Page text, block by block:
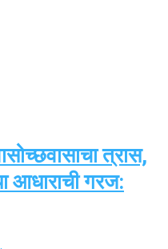
त्रास,
आधाराची गरज: